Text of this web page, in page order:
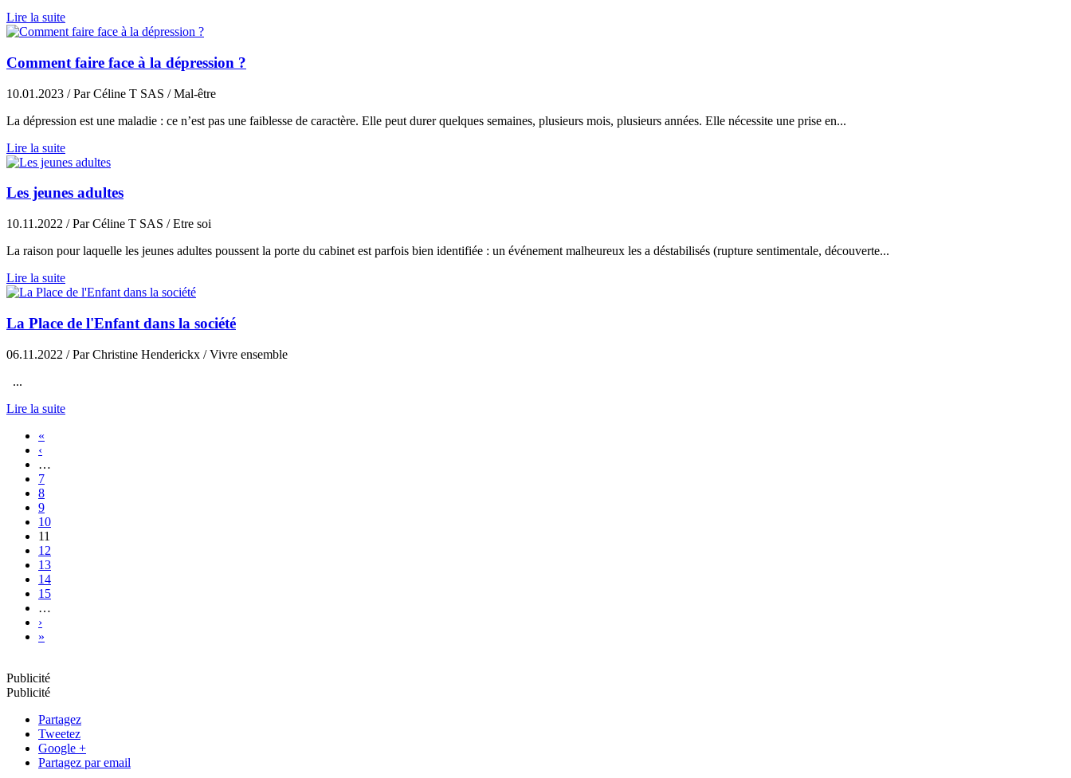
Lire la suite
Comment faire face à la dépression ?
10.01.2023 / Par Céline T SAS / Mal-être
La dépression est une maladie : ce n’est pas une faiblesse de caractère. Elle peut durer quelques semaines, plusieurs mois, plusieurs années. Elle nécessite une prise en...
Lire la suite
Les jeunes adultes
10.11.2022 / Par Céline T SAS / Etre soi
La raison pour laquelle les jeunes adultes poussent la porte du cabinet est parfois bien identifiée : un événement malheureux les a déstabilisés (rupture sentimentale, découverte...
Lire la suite
La Place de l'Enfant dans la société
06.11.2022 / Par Christine Henderickx / Vivre ensemble
...
Lire la suite
«
‹
…
7
8
9
10
11
12
13
14
15
…
›
»
Publicité
Publicité
Partagez
Tweetez
Google +
Partagez par email